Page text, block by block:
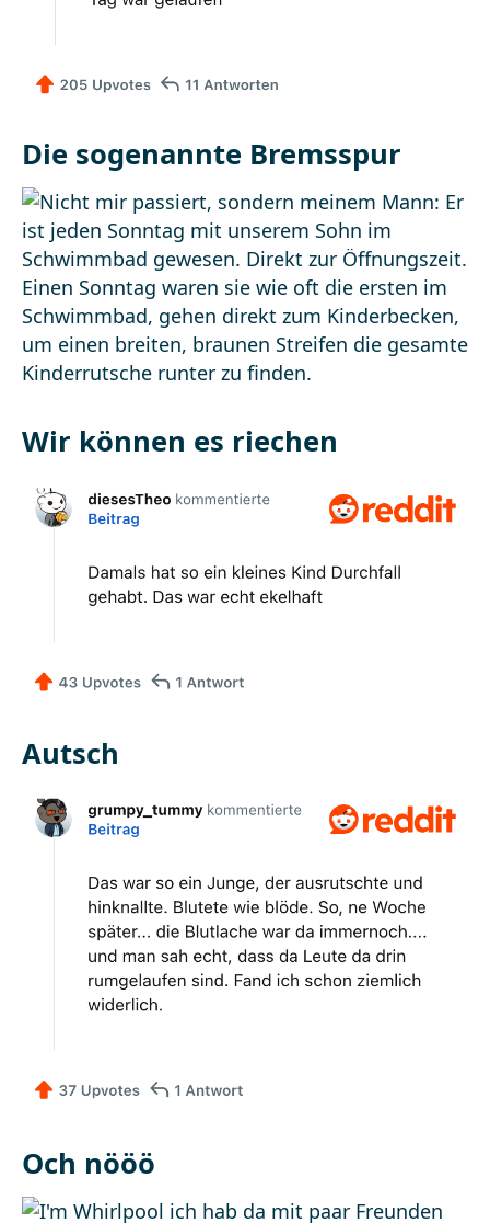
Die sogenannte Bremsspur
Wir können es riechen
Autsch
Och nööö